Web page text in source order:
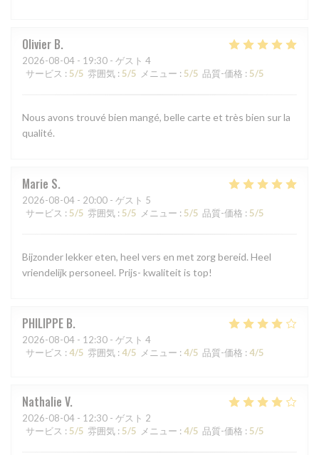
Olivier B
2026-08-04 - 19:30 - ゲスト 4
サービス : 5/5 雰囲気 : 5/5 メニュー : 5/5 品質-価格 : 5/5
Nous avons trouvé bien mangé, belle carte et très bien sur la
qualité.
Marie S
2026-08-04 - 20:00 - ゲスト 5
サービス : 5/5 雰囲気 : 5/5 メニュー : 5/5 品質-価格 : 5/5
Bijzonder lekker eten, heel vers en met zorg bereid. Heel
vriendelijk personeel. Prijs- kwaliteit is top!
PHILIPPE B
2026-08-04 - 12:30 - ゲスト 4
サービス : 4/5 雰囲気 : 4/5 メニュー : 4/5 品質-価格 : 4/5
Nathalie V
2026-08-04 - 12:30 - ゲスト 2
サービス : 5/5 雰囲気 : 5/5 メニュー : 4/5 品質-価格 : 5/5